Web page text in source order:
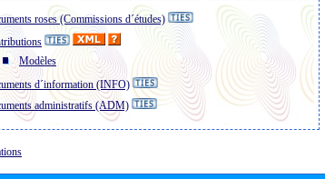
roses (Commissions d´études)
Modèles
d´information (INFO)
administratifs (ADM)